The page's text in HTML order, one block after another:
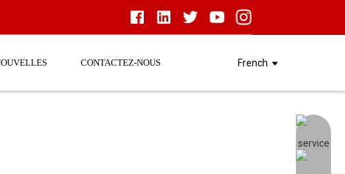
CONTACTEZ-NOUS French